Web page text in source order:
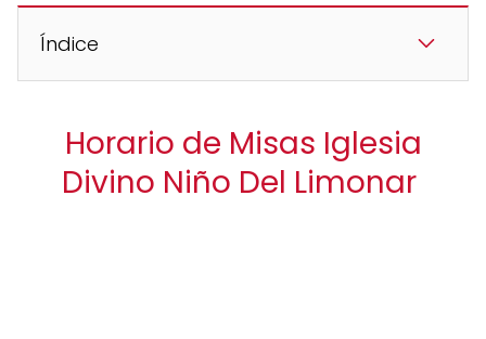
Índice
Horario de Misas Iglesia
Divino Niño Del Limonar